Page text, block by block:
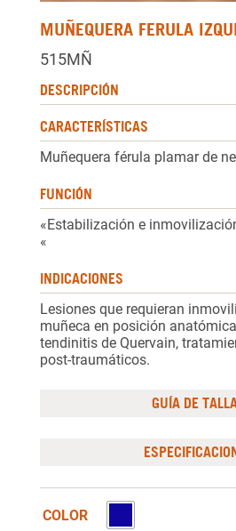
MUÑEQUERA FERULA
515MÑ
DESCRIPCIÓN
CARACTERÍSTICAS
Muñequera férula plamar de
FUNCIÓN
«Estabilización e
«
INDICACIONES
Lesiones que requieran
muñeca en posición
tendinitis de Quervain,
post-traumáticos.
GUÍA DE
COLOR